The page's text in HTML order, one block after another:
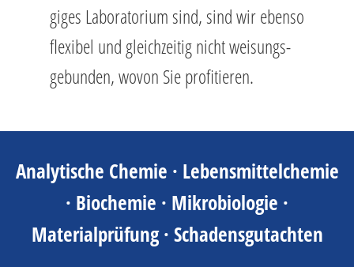
gi­ges La­bo­ra­to­ri­um sind, sind wir eben­so
fle­xi­bel und gleich­zei­tig nicht wei­sungs­
ge­bun­den, wovon Sie pro­fi­tie­ren.
Analytische Chemie · Lebensmittelchemie
· Biochemie · Mikrobiologie ·
Materialprüfung · Schadensgutachten